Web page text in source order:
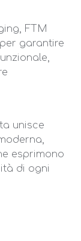
FTM
garantire
unisce
esprimono
di ogni